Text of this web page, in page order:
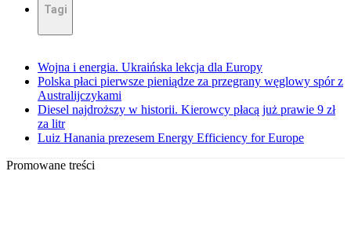
Tagi
Wojna i energia. Ukraińska lekcja dla Europy
Polska płaci pierwsze pieniądze za przegrany węglowy spór z
Australijczykami
Diesel najdroższy w historii. Kierowcy płacą już prawie 9 zł
za litr
Luiz Hanania prezesem Energy Efficiency for Europe
Promowane treści